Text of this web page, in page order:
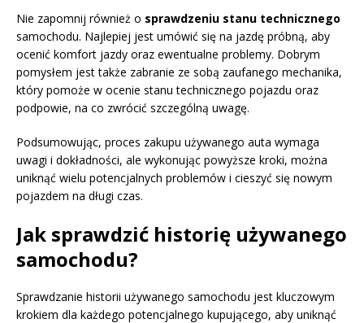
Nie zapomnij również o sprawdzeniu stanu technicznego
samochodu. Najlepiej jest umówić się na jazdę próbną, aby
ocenić komfort jazdy oraz ewentualne problemy. Dobrym
pomysłem jest także zabranie ze sobą zaufanego mechanika,
który pomoże w ocenie stanu technicznego pojazdu oraz
podpowie, na co zwrócić szczególną uwagę.
Podsumowując, proces zakupu używanego auta wymaga
uwagi i dokładności, ale wykonując powyższe kroki, można
uniknąć wielu potencjalnych problemów i cieszyć się nowym
pojazdem na długi czas.
Jak sprawdzić historię używanego
samochodu?
Sprawdzanie historii używanego samochodu jest kluczowym
krokiem dla każdego potencjalnego kupującego, aby uniknąć